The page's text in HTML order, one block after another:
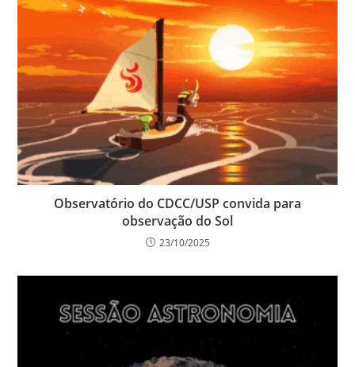
Observatório do CDCC/USP convida para
observação do Sol
23/10/2025